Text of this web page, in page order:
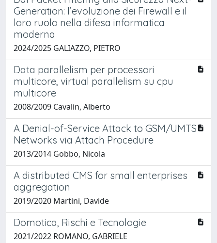
Generation: l’evoluzione dei Firewall e il
loro ruolo nella difesa informatica
moderna
2024/2025 GALIAZZO, PIETRO
Data parallelism per processori
multicore, virtual parallelism su cpu
multicore
2008/2009 Cavalin, Alberto
A Denial-of-Service Attack to GSM/UMTS
Networks via Attach Procedure
2013/2014 Gobbo, Nicola
A distributed CMS for small enterprises
aggregation
2019/2020 Martini, Davide
Domotica, Rischi e Tecnologie
2021/2022 ROMANO, GABRIELE